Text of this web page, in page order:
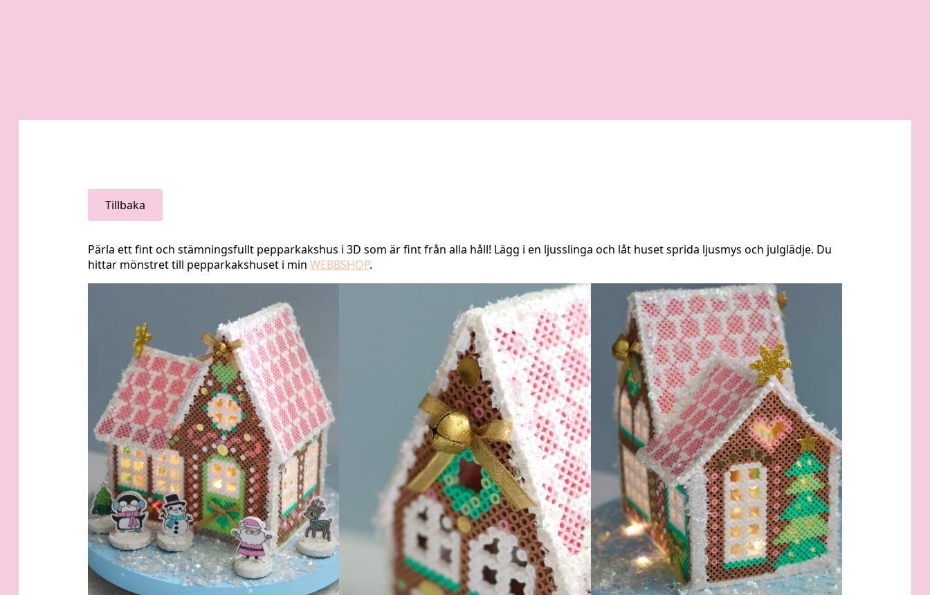
Tillbaka
Pärla ett fint och stämningsfullt pepparkakshus i 3D som är fint från alla håll! Lägg i en ljusslinga och låt huset sprida ljusmys och julglädje. Du
hittar mönstret till pepparkakshuset i min WEBBSHOP.